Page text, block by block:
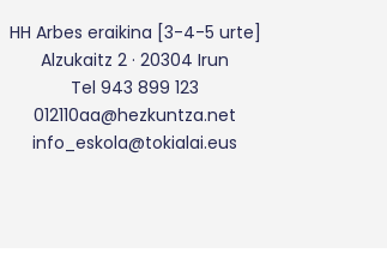
HH Arbes eraikina [3-4-5 urte]
Alzukaitz 2 · 20304 Irun
Tel 943 899 123
012110aa@hezkuntza.net
info_eskola@tokialai.eus